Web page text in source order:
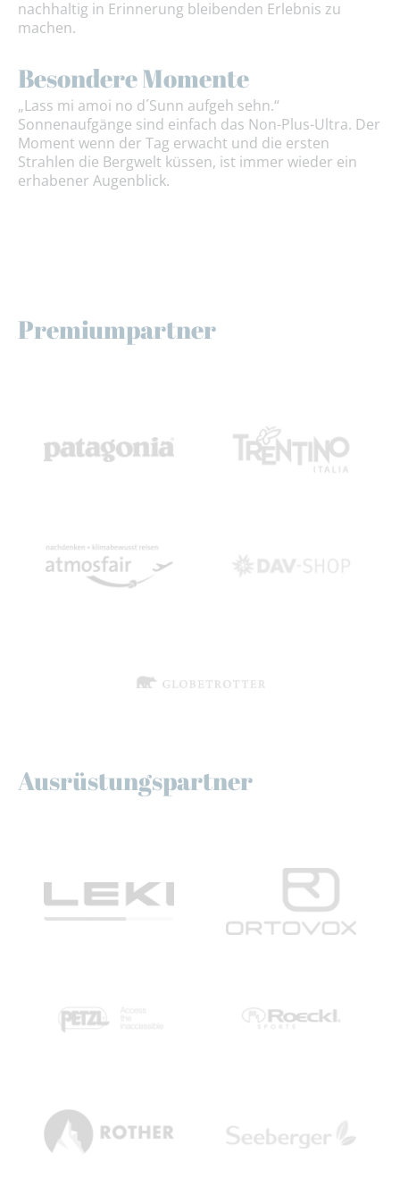
nachhaltig in Erinnerung bleibenden Erlebnis zu
machen.
Besondere Momente
„Lass mi amoi no d´Sunn aufgeh sehn.“
Sonnenaufgänge sind einfach das Non-Plus-Ultra. Der
Moment wenn der Tag erwacht und die ersten
Strahlen die Bergwelt küssen, ist immer wieder ein
erhabener Augenblick.
Premiumpartner
Ausrüstungspartner